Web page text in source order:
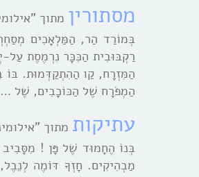
מסתורין מתוך
בְּמוֹרַד הַר, הַמַּלְאָכִים
רַקְבּוּבִית הַכִּכָּר נִרְמֶסֶת עַל-
הַמִּזְרָח, קַו הַהִתְקַדְּמוּת. בּוֹ
הַמְפֹרָח שֶׁל הַכּוֹכָבִים, שֶׁל …
עתיקות מתוך
בְּנוֹ הֶחָמוּד שֶׁל פָּן ! מִסָּבִיב
מַבְהִיקִים. חָזְךָ דּוֹמֶה